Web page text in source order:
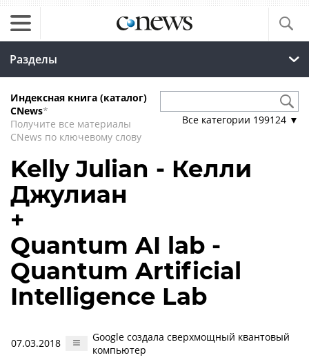
Разделы
Индексная книга (каталог)
CNews*
Получите все материалы
CNews по ключевому слову
Все категории 199124 ▼
Kelly Julian - Келли
Джулиан
+
Quantum AI lab -
Quantum Artificial
Intelligence Lab
07.03.2018
Google создала сверхмощный квантовый
компьютер